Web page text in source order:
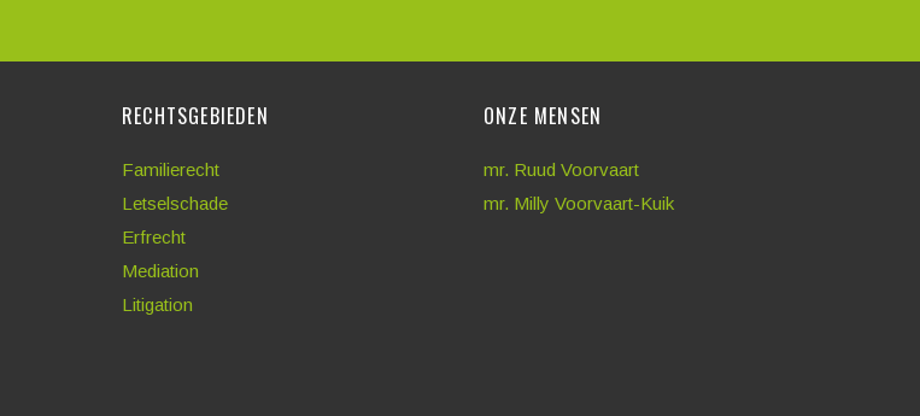
RECHTSGEBIEDEN
Familierecht
Letselschade
Erfrecht
Mediation
Litigation
ONZE MENSEN
mr. Ruud Voorvaart
mr. Milly Voorvaart-Kuik